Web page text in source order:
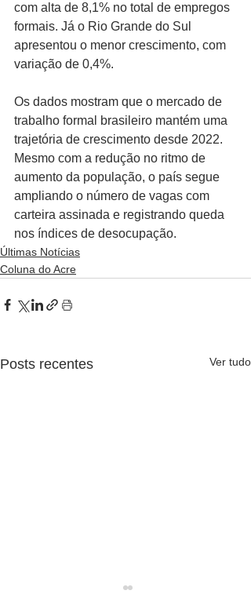
com alta de 8,1% no total de empregos
formais. Já o Rio Grande do Sul
apresentou o menor crescimento, com
variação de 0,4%.
Os dados mostram que o mercado de
trabalho formal brasileiro mantém uma
trajetória de crescimento desde 2022.
Mesmo com a redução no ritmo de
aumento da população, o país segue
ampliando o número de vagas com
carteira assinada e registrando queda
nos índices de desocupação.
Últimas Notícias
Coluna do Acre
Posts recentes Ver tudo